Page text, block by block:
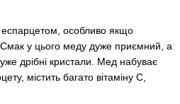
особливо якщо
Смак у цього меду дуже приємний, а
дрібні кристали. Мед набуває
містить багато вітаміну С,